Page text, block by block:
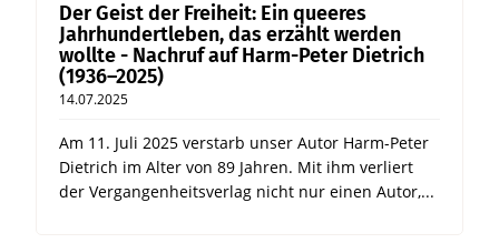
Der Geist der Freiheit: Ein queeres
Jahrhundertleben, das erzählt werden
wollte - Nachruf auf Harm-Peter Dietrich
(1936–2025)
14.07.2025
Am 11. Juli 2025 verstarb unser Autor Harm-Peter
Dietrich im Alter von 89 Jahren. Mit ihm verliert
der Vergangenheitsverlag nicht nur einen Autor,...